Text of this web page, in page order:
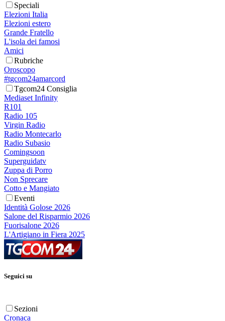
Speciali
Elezioni Italia
Elezioni estero
Grande Fratello
L'isola dei famosi
Amici
Rubriche
Oroscopo
#tgcom24amarcord
Tgcom24 Consiglia
Mediaset Infinity
R101
Radio 105
Virgin Radio
Radio Montecarlo
Radio Subasio
Comingsoon
Superguidatv
Zuppa di Porro
Non Sprecare
Cotto e Mangiato
Eventi
Identità Golose 2026
Salone del Risparmio 2026
Fuorisalone 2026
L'Artigiano in Fiera 2025
Seguici su
Sezioni
Cronaca